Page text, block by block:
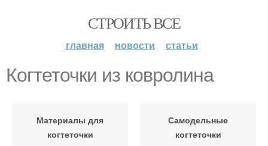
СТРОИТЬ ВСЕ
главная новости статьи
Когтеточки из ковролина
Материалы для
когтеточки
Самодельные
когтеточки